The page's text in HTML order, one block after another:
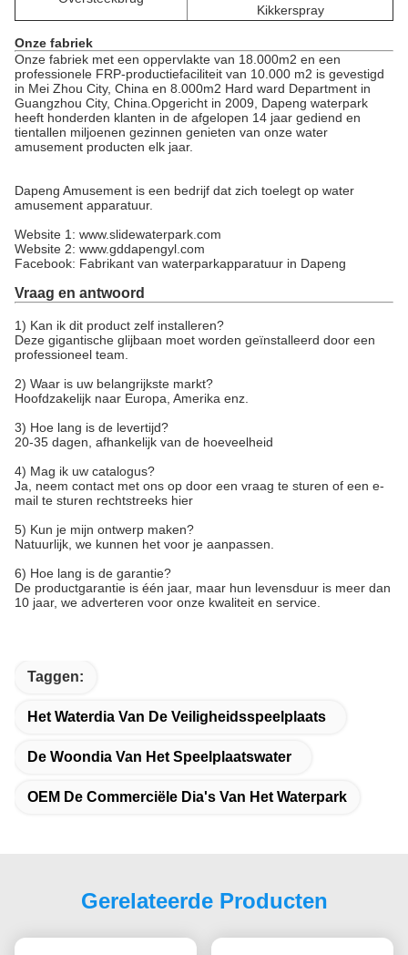
Kikkerspray
Onze fabriek
Onze fabriek met een oppervlakte van 18.000m2 en een
professionele FRP-productiefaciliteit van 10.000 m2 is gevestigd
in Mei Zhou City, China en 8.000m2 Hard ward Department in
Guangzhou City, China.Opgericht in 2009, Dapeng waterpark
heeft honderden klanten in de afgelopen 14 jaar gediend en
tientallen miljoenen gezinnen genieten van onze water
amusement producten elk jaar.
Dapeng Amusement is een bedrijf dat zich toelegt op water
amusement apparatuur.
Website 1: www.slidewaterpark.com
Website 2: www.gddapengyl.com
Facebook: Fabrikant van waterparkapparatuur in Dapeng
Vraag en antwoord
1) Kan ik dit product zelf installeren?
Deze gigantische glijbaan moet worden geïnstalleerd door een
professioneel team.
2) Waar is uw belangrijkste markt?
Hoofdzakelijk naar Europa, Amerika enz.
3) Hoe lang is de levertijd?
20-35 dagen, afhankelijk van de hoeveelheid
4) Mag ik uw catalogus?
Ja, neem contact met ons op door een vraag te sturen of een e-
mail te sturen rechtstreeks hier
5) Kun je mijn ontwerp maken?
Natuurlijk, we kunnen het voor je aanpassen.
6) Hoe lang is de garantie?
De productgarantie is één jaar, maar hun levensduur is meer dan
10 jaar, we adverteren voor onze kwaliteit en service.
Taggen:
Het Waterdia Van De Veiligheidsspeelplaats
De Woondia Van Het Speelplaatswater
OEM De Commerciële Dia's Van Het Waterpark
Gerelateerde Producten